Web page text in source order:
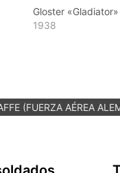
Gloster «Gladiator»
1938
(FUERZA AÉREA